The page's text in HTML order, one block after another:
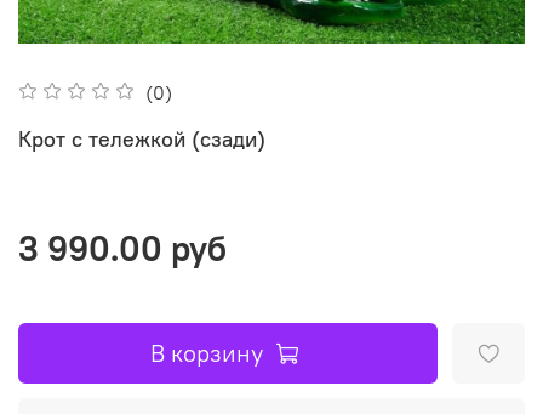
(0)
Крот с тележкой (сзади)
3 990.00 руб
В корзину